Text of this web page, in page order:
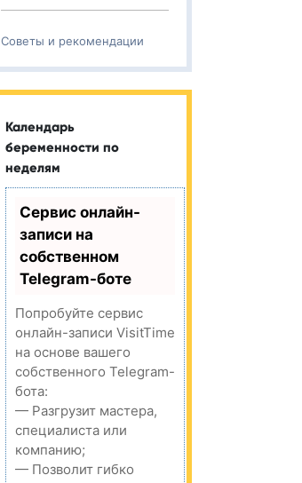
Советы и рекомендации
Календарь
беременности по
неделям
Сервис онлайн-
записи на
собственном
Telegram-боте
Попробуйте сервис
онлайн-записи VisitTime
на основе вашего
собственного Telegram-
бота:
— Разгрузит мастера,
специалиста или
компанию;
— Позволит гибко